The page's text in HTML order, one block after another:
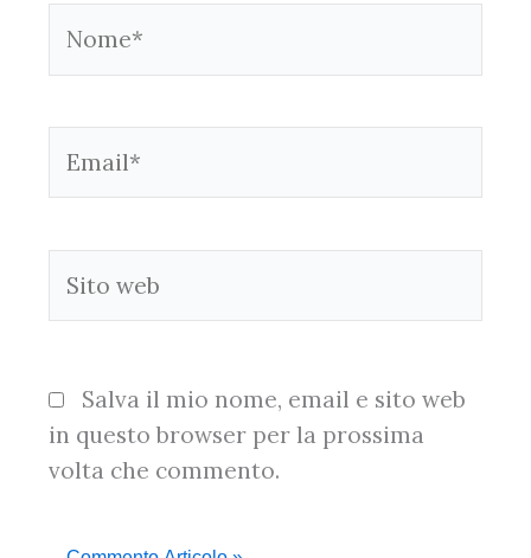
web
Salva il mio nome, email e sito web
in questo browser per la prossima
volta che commento.